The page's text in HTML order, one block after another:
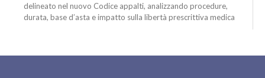
delineato nel nuovo Codice appalti, analizzando procedure,
durata, base d’asta e impatto sulla libertà prescrittiva medica